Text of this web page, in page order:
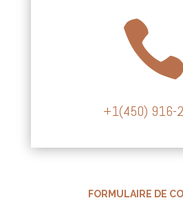
+1(450) 916-
FORMULAIRE DE